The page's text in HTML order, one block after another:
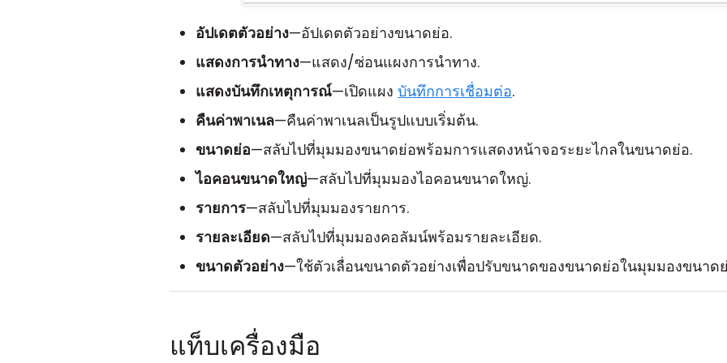
อัปเดตตัวอย่าง—อัปเดตตัวอย่างขนาดย่อ.
แสดงการนำทาง—แสดง/ซ่อนแผงการนำทาง.
แสดงบันทึกเหตุการณ์—เปิดแผง บันทึกการเชื่อมต่อ.
คืนค่าพาเนล—คืนค่าพาเนลเป็นรูปแบบเริ่มต้น.
ขนาดย่อ—สลับไปที่มุมมองขนาดย่อพร้อมการแสดงหน้าจอระยะไกลในขนาดย่อ.
ไอคอนขนาดใหญ่—สลับไปที่มุมมองไอคอนขนาดใหญ่.
รายการ—สลับไปที่มุมมองรายการ.
รายละเอียด—สลับไปที่มุมมองคอลัมน์พร้อมรายละเอียด.
ขนาดตัวอย่าง—ใช้ตัวเลื่อนขนาดตัวอย่างเพื่อปรับขนาดของขนาดย่อในมุมมองขนาด
แท็บเครื่องมือ